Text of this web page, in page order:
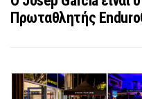
Πρωταθλητής